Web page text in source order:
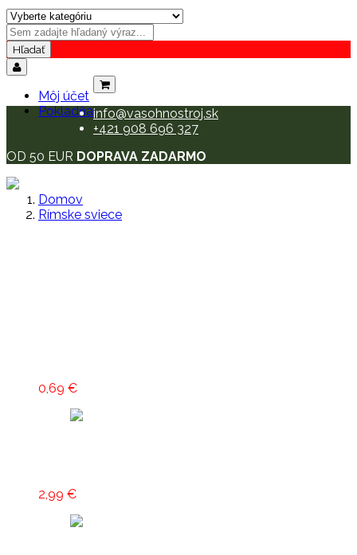
Hľadať
Môj účet
Pokladňainfo@vasohnostroj.sk
+421 908 696 327
OD 50 EUR DOPRAVA ZADARMO
0,69 €
2,99 €
Domov
Rímske sviece